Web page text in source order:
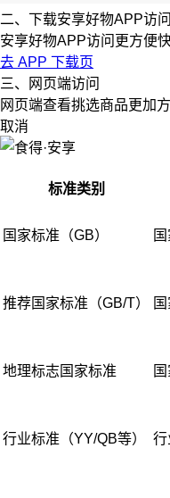
二、下载安享好物APP访问
安享好物APP访问更方便
去 APP 下载页
三、网页端访问
网页端查看挑选商品更加
取消
标准类别
国家标准（GB）
推荐国家标准（GB/T）
地理标志国家标准
行业标准（YY/QB等） 行